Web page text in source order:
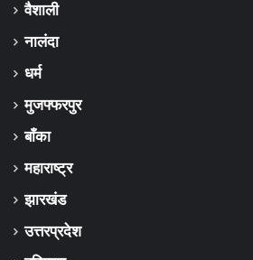
वैशाली
नालंदा
धर्म
मुजफ्फरपुर
बाँका
महाराष्ट्र
झारखंड
उत्तरप्रदेश